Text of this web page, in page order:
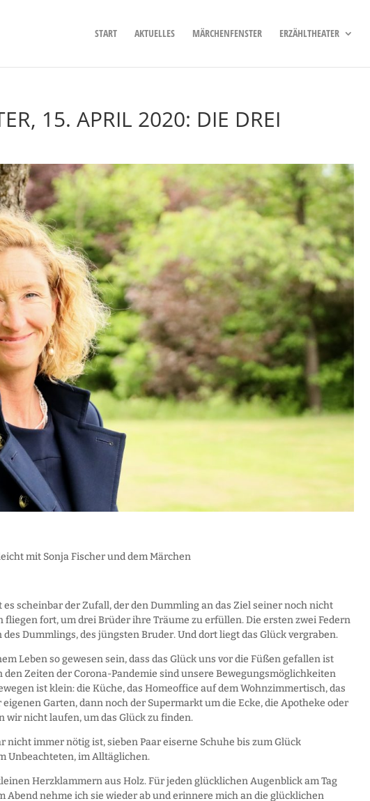
START AKTUELLES MÄRCHENFENSTER ERZÄHLTHEATER
15. APRIL 2020: DIE DREI
mit Sonja Fischer und dem Märchen
scheinbar der Zufall, der den Dummling an das Ziel seiner noch nicht
fort, um drei Brüder ihre Träume zu erfüllen. Die ersten zwei Federn
Dummlings, des jüngsten Bruder. Und dort liegt das Glück vergraben.
Leben so gewesen sein, dass das Glück uns vor die Füßen gefallen ist
Zeiten der Corona-Pandemie sind unsere Bewegungsmöglichkeiten
ist klein: die Küche, das Homeoffice auf dem Wohnzimmertisch, das
Garten, dann noch der Supermarkt um die Ecke, die Apotheke oder
wir nicht laufen, um das Glück zu finden.
nicht immer nötig ist, sieben Paar eiserne Schuhe bis zum Glück
Unbeachteten, im Alltäglichen.
Herzklammern aus Holz. Für jeden glücklichen Augenblick am Tag
Abend nehme ich sie wieder ab und erinnere mich an die glücklichen